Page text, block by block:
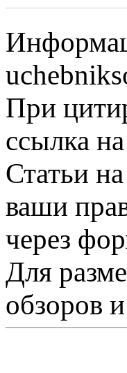
При
ссылка
Статьи
ваши
через
Для
обзоров